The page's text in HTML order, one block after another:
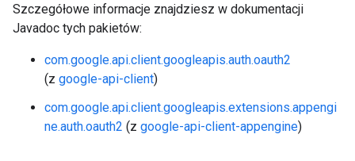
Szczegółowe informacje znajdziesz w dokumentacji
Javadoc tych pakietów:
com.google.api.client.googleapis.auth.oauth2
(z google-api-client)
com.google.api.client.googleapis.extensions.appengi
ne.auth.oauth2 (z google-api-client-appengine)